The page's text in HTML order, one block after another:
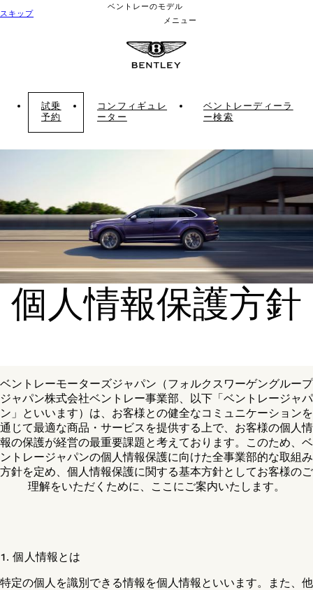
スキップ
ベントレーのモデル
メニュー
試乗
予約
コンフィギュレ
ーター
ベントレーディーラ
ー検索
個人情報保護方針
ベントレーモーターズジャパン（フォルクスワーゲングループ
ジャパン株式会社ベントレー事業部、以下「ベントレージャパ
ン」といいます）は、お客様との健全なコミュニケーションを
通じて最適な商品・サービスを提供する上で、お客様の個人情
報の保護が経営の最重要課題と考えております。このため、ベ
ントレージャパンの個人情報保護に向けた全事業部的な取組み
方針を定め、個人情報保護に関する基本方針としてお客様のご
理解をいただくために、ここにご案内いたします。
1. 個人情報とは
特定の個人を識別できる情報を個人情報といいます。また、他